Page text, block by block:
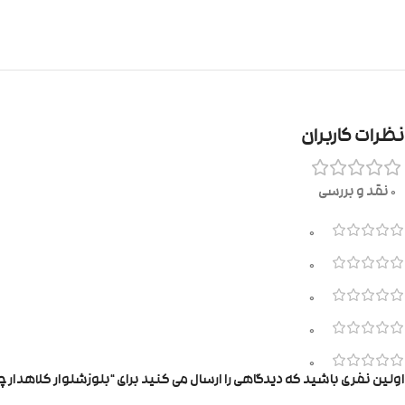
نظرات کاربران
0 نقد و بررسی
0
0
0
0
0
اولین نفری باشید که دیدگاهی را ارسال می کنید برای “بلوزشلوار